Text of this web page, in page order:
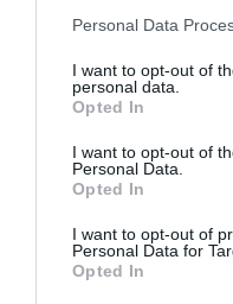
Personal Data
I want to opt-out of
personal data.
Opted In
I want to opt-out of
Personal Data.
Opted In
I want to opt-out of
Personal Data for
Opted In
FacebookTwitter
Aucun